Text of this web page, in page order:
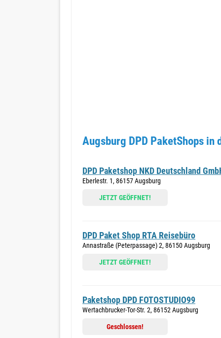
Augsburg DPD PaketShops in
DPD Paketshop NKD Deutschland
Eberlestr. 1, 86157 Augsburg
JETZT GEÖFFNET!
DPD Paket Shop RTA Reisebüro
Annastraße (Peterpassage) 2, 86150 Augsburg
JETZT GEÖFFNET!
Paketshop DPD FOTOSTUDIO99
Wertachbrucker-Tor-Str. 2, 86152 Augsburg
Geschlossen!